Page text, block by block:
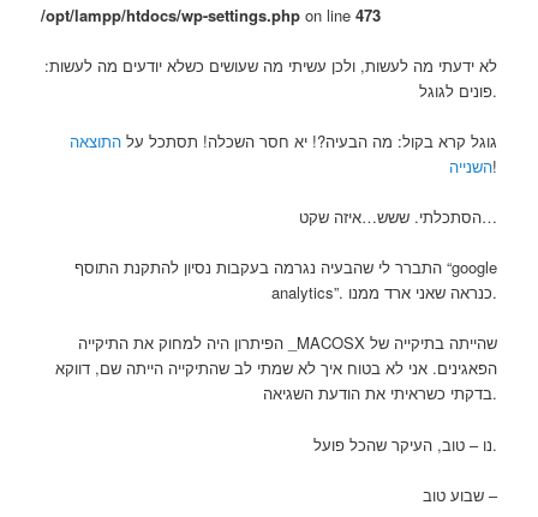
/opt/lampp/htdocs/wp-settings.php on line473
לא ידעתי מה לעשות, ולכן עשיתי מה שעושים כשלא יודעים מה לעשות:
פונים לגוגל.
גוגל קרא בקול: מה הבעיה?! יא חסר השכלה! תסתכל עלהתוצאה
השנייה!
הסתכלתי. ששש…איזה שקט…
התברר לי שהבעיה נגרמה בעקבות נסיון להתקנת התוסף “google
analytics”. כנראה שאני ארד ממנו.
הפיתרון היה למחוק את התיקייה _MACOSX שהייתה בתיקייה של
הפאגינים. אני לא בטוח איך לא שמתי לב שהתיקייה הייתה שם, דווקא
בדקתי כשראיתי את הודעת השגיאה.
נו – טוב, העיקר שהכל פועל.
שבוע טוב –